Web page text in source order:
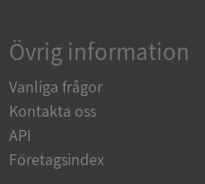
Övrig information
Vanliga frågor
Kontakta oss
API
Företagsindex